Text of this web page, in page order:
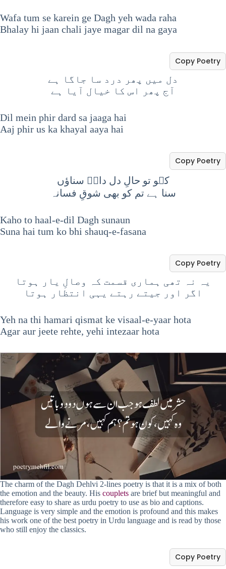
Wafa tum se karein ge Dagh yeh wada raha
Bhalay hi jaan chali jaye magar dil na gaya
دل میں پھر درد سا جاگا ہے
آج پھر اس کا خیال آیا ہے
Copy Poetry
Dil mein phir dard sa jaaga hai
Aaj phir us ka khayal aaya hai
کہو تو حالِ دل داغؔ سناؤں
سنا ہے تم کو بھی شوقِ فسانہ
Copy Poetry
Kaho to haal-e-dil Dagh sunaun
Suna hai tum ko bhi shauq-e-fasana
یہ نہ تھی ہماری قسمت کہ وصالِ یار ہوتا
اگر اور جیتے رہتے یہی انتظار ہوتا
Copy Poetry
Yeh na thi hamari qismat ke visaal-e-yaar hota
Agar aur jeete rehte, yehi intezaar hota
The charm of the Dagh Dehlvi 2-lines poetry is that it is a mix of both
the emotion and the beauty. His couplets are brief but meaningful and
therefore easy to share as urdu poetry to use as bio and captions.
Language is very simple and the emotion is profound and this makes
his work one of the best poetry in Urdu language and is read by those
who still enjoy the classics.
Copy Poetry